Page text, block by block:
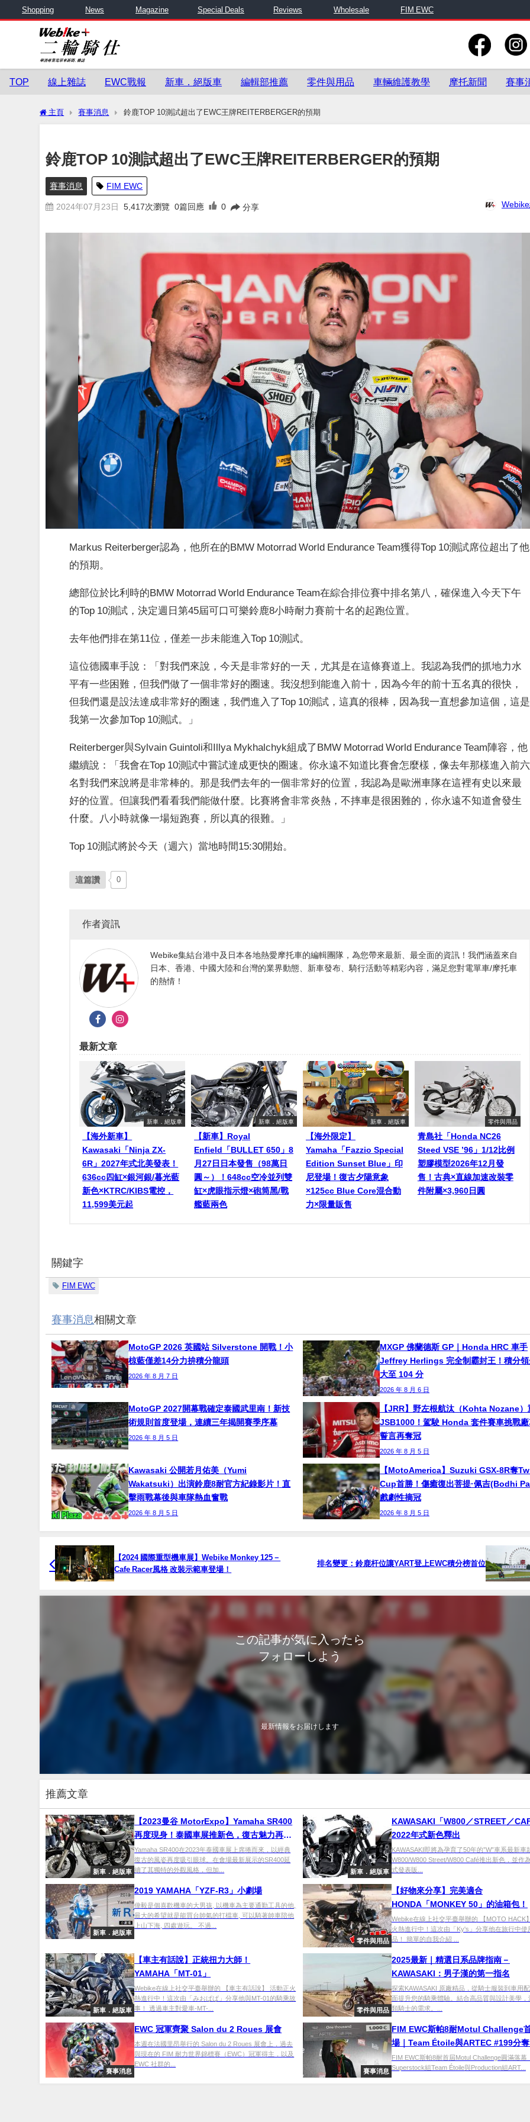
Shopping News Magazine Special Deals Reviews Wholesale FIM EWC
TOP 線上雜誌 EWC戰報 新車．絕版車 編輯部推薦 零件與用品 車輛維護教學 摩托新聞 賽事
主頁 賽事消息 鈴鹿TOP 10測試超出了EWC王牌REITERBERGER的預期
鈴鹿TOP 10測試超出了EWC王牌REITERBERGER的預期
賽事消息 FIM EWC
2024年07月23日 5,417次瀏覽 0篇回應 0 分享
Markus Reiterberger認為，他所在的BMW Motorrad World Endurance Team獲得Top 10測試席位超出了他
的預期。
總部位於比利時的BMW Motorrad World Endurance Team在綜合排位賽中排名第八，確保進入今天下午
的Top 10測試，決定週日第45屆可口可樂鈴鹿8小時耐力賽前十名的起跑位置。
去年他們排在第11位，僅差一步未能進入Top 10測試。
這位德國車手說：「對我們來說，今天是非常好的一天，尤其是在這條賽道上。我認為我們的抓地力水
平有一些困難，但我們做了一個非常好的圈速。我沒想到能進入前十，因為今年的前十五名真的很快，
但我們還是設法達成非常好的圈速，我們進入了Top 10測試，這真的很棒，因為我一直想參加這個，這是
我第一次參加Top 10測試。」
Reiterberger與Sylvain Guintoli和Illya Mykhalchyk組成了BMW Motorrad World Endurance Team陣容，他
繼續說：「我會在Top 10測試中嘗試達成更快的圈速。你永遠不知道比賽會怎麼樣，像去年那樣進入前六
名對我們來說將是非常棒的。那是我們去年的一個非常好的位置，我認為是歐洲車隊在這裡有史以來最
好的位置。但讓我們看看我們能做什麼。比賽將會非常炎熱，不摔車是很困難的，你永遠不知道會發生
什麼。八小時就像一場短跑賽，所以真的很難。」
Top 10測試將於今天（週六）當地時間15:30開始。
這篇讚 0
作者資訊
Webike集結台港中及日本各地熱愛摩托車的編輯團隊，為您帶來最新、最全面的資訊！我們涵蓋來自
日本、香港、中國大陸和台灣的業界動態、新車發布、騎行活動等精彩內容，滿足您對電單車/摩托車
的熱情！
最新文章
新車．絕版車
【海外新車】
Kawasaki「Ninja ZX-
6R」2027年式北美發表！
636cc四缸×銀河銀/暮光藍
新色×KTRC/KIBS電控，
11,599美元起
新車．絕版車
【新車】Royal
Enfield「BULLET 650」8
月27日日本發售（98萬日
圓～）！648cc空冷並列雙
缸×虎眼指示燈×砲筒黑/戰
艦藍兩色
新車．絕版車
【海外限定】
Yamaha「Fazzio Special
Edition Sunset Blue」印
尼登場！復古夕陽意象
×125cc Blue Core混合動
力×限量販售
零件與用品
青島社「Honda NC26
Steed VSE ’96」1/12比例
塑膠模型2026年12月發
售！古典×直線加速改裝零
件附屬×3,960日圓
關鍵字
FIM EWC
賽事消息相關文章
MotoGP 2026 英國站 Silverstone 開戰！小
椋藍僅差14分力拚積分龍頭
2026 年 8 月 7 日
MXGP 佛蘭德斯 GP｜Honda HRC 車手
Jeffrey Herlings 完全制霸封王！積分領
大至 104 分
2026 年 8 月 6 日
MotoGP 2027開幕戰確定泰國武里南！新技
術規則首度登場，連續三年揭開賽季序幕
2026 年 8 月 5 日
【JRR】野左根航汰（Kohta Nozane）
JSB1000！駕駛 Honda 套件賽車挑戰廠
誓言再奪冠
2026 年 8 月 5 日
Kawasaki 公開若月佑美（Yumi
Wakatsuki）出演鈴鹿8耐官方紀錄影片！直
擊雨戰幕後與車隊熱血奮戰
2026 年 8 月 5 日
【MotoAmerica】Suzuki GSX-8R奪
Cup首勝！傷癒復出菩提·佩吉(Bodhi
戲劇性摘冠
2026 年 8 月 5 日
【2024 國際重型機車展】Webike Monkey 125－
Cafe Racer風格 改裝示範車登場！
排名變更：鈴鹿杆位讓YART登上EWC積分榜首位
この記事が気に入ったら
フォローしよう
最新情報をお届けします
推薦文章
新車．絕版車
【2023曼谷 MotorExpo】Yamaha SR400
再度現身！泰國車展推新色，復古魅力再添
新姿
Yamaha SR400在2023年泰國車展上席捲而來，以經典
復古的風姿再度吸引眼球。在會場最新展示的SR400延
續了其獨特的外觀風格，但加...
新車．絕版車
KAWASAKI「W800／STREET／
2022年式新色釋出
KAWASAKI即將為孕育了50年的”W”車系最新車
W800/W800 Street/W800 Café推出新色，並作
式發表販...
新車．絕版車
2019 YAMAHA「YZF-R3」小劇場
偉毅是個喜歡機車的大男孩, 以機車為主要通勤工具的他,
最大的希望就是能買台帥氣的打檔車, 可以騎著帥車陪他
上山下海, 四處遊玩。 不過...
零件與用品
【好物來分享】完美適合
HONDA「MONKEY 50」的油箱包！
Webike在線上社交平臺舉辦的 【MOTO HACK
火熱進行中！這次由「Ky's」分享他在旅行中使
品！ 簡單的自我介紹 ...
新車．絕版車
【車主有話說】正統扭力大師！
YAMAHA「MT-01」
Webike在線上社交平臺舉辦的 【車主有話說】 活動正火
熱進行中！這次由「みおぱぱ」分享他與MT-01的騎乘故
事！ 透過車主對愛車-MT-...
零件與用品
2025最新｜精選日系品牌指南－
KAWASAKI：男子漢的第一指名
探索KAWASAKI 原廠精品，從騎士服裝到車用
面提升您的騎乘體驗。結合高品質與設計美學，
類騎士的需求。...
賽事消息
EWC 冠軍齊聚 Salon du 2 Roues 展會
本週在法國里昂舉行的 Salon du 2 Roues 展會上，過去
與現在的 FIM 耐力世界錦標賽（EWC）冠軍得主，以及
EWC 社群的...
賽事消息
FIM EWC斯帕8耐Motul Challenge
場｜Team Étoile與ARTEC #199分
Production組榮譽
FIM EWC斯帕8耐首屆Motul Challenge圓滿落幕
Superstock組Team Étoile與Production組ART...